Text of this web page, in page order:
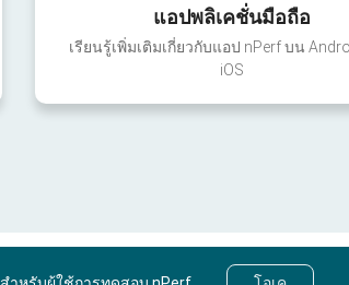
แอปพลิเคชั่นมือถือ
เรียนรู้เพิ่มเติมเกี่ยวกับแอป nPerf บน
iOS